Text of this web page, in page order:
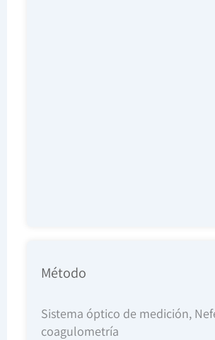
Método
Sistema óptico de medición,
coagulometría